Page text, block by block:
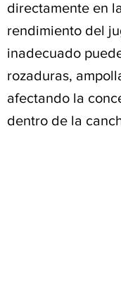
directamente en
rendimiento del
inadecuado
rozaduras,
afectando la
dentro de la